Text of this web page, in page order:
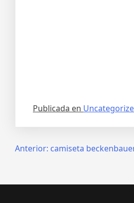
Publicada en
Navegación
entradas
Anterior: camiseta